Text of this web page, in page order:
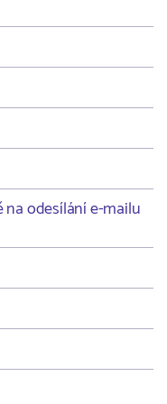
na odesílání e-mailu